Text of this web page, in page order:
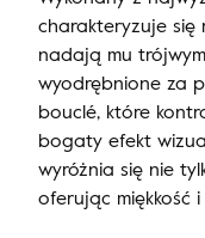
charakteryzuje się
nadają mu
wyodrębnione za
bouclé, które
bogaty efekt
wyróżnia się nie
oferując miękkość